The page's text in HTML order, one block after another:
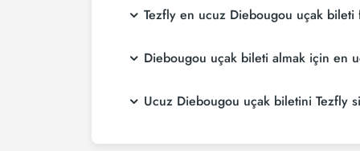
Tezfly en ucuz Diebougou uçak bileti
Tezfly sitesinde yapacağın tek bir
Diebougou uçak bileti almak için en
ucuza uçarsınız.
Ucuz Diebougou uçak biletini Tezfly
Tezfly kampanyalarından ilk senin haberin